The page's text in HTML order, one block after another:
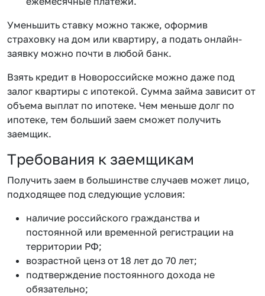
Уменьшить ставку можно также, оформив
страховку на дом или квартиру, а подать онлайн-
заявку можно почти в любой банк.
Взять кредит в Новороссийске можно даже под
залог квартиры с ипотекой. Сумма займа зависит от
объема выплат по ипотеке. Чем меньше долг по
ипотеке, тем больший заем сможет получить
заемщик.
Требования к заемщикам
Получить заем в большинстве случаев может лицо,
подходящее под следующие условия:
наличие российского гражданства и
постоянной или временной регистрации на
территории РФ;
возрастной ценз от 18 лет до 70 лет;
подтверждение постоянного дохода не
обязательно;